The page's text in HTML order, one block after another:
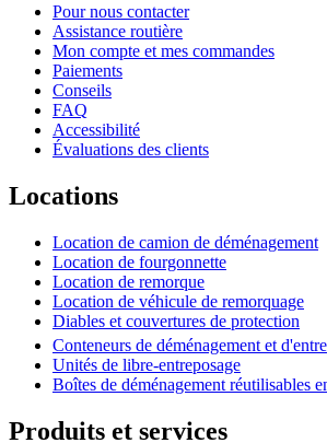
Pour nous contacter
Assistance routière
Mon compte et mes commandes
Paiements
Conseils
FAQ
Accessibilité
Évaluations des clients
Locations
Location de camion de déménagement
Location de fourgonnette
Location de remorque
Location de véhicule de remorquage
Diables et couvertures de protection
Conteneurs de déménagement et
Unités de libre-entreposage
Boîtes de déménagement réutilisables
Produits et services